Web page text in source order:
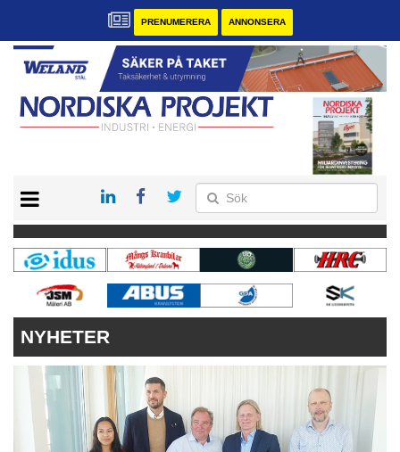
PRENUMERERA ANNONSERA
KONTAKT
VÅRA ANDRA MAGASIN
PRENUMERERA
ANNONSERA
NYHETER